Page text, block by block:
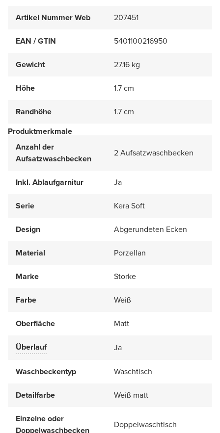
Artikel Nummer Web 207451
EAN / GTIN 5401100216950
Gewicht 27.16 kg
Höhe 1.7 cm
Randhöhe
1.7 cm
Produktmerkmale
Anzahl der
Aufsatzwaschbecken
2 Aufsatzwaschbecken
Inkl. Ablaufgarnitur Ja
Serie Kera Soft
Design Abgerundeten Ecken
Material Porzellan
Marke Storke
Farbe Weiß
Oberfläche Matt
Überlauf Ja
Waschbeckentyp Waschtisch
Detailfarbe Weiß matt
Einzelne oder
Doppelwaschbecken
Doppelwaschtisch